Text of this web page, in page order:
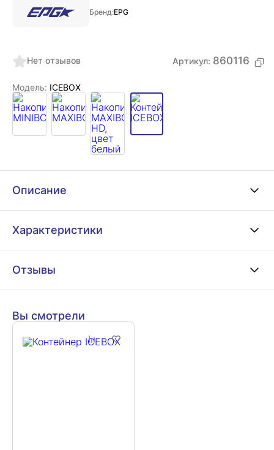
Нет отзывов Артикул: 860116
Модель: ICEBOX
Бренд:EPG
Описание
Характеристики
Отзывы
Вы смотрели